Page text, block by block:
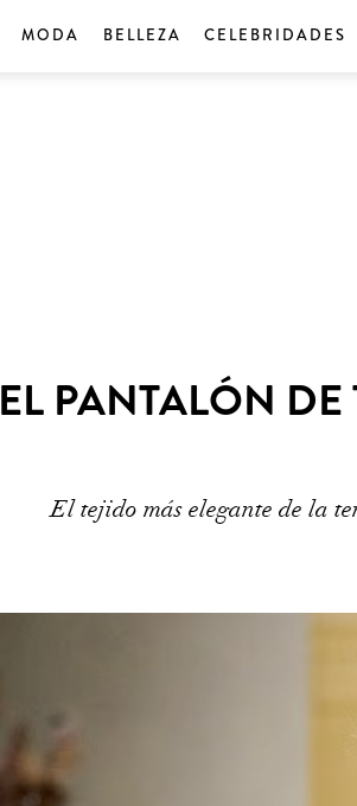
MODA BELLEZA CELEBRIDADES
EL PANTALÓN
El tejido más elegante de la